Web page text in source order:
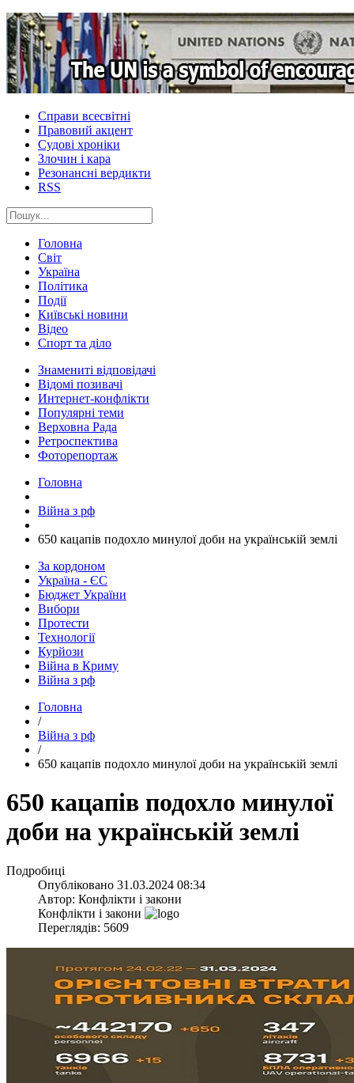
Справи всесвітні
Правовий акцент
Судові хроніки
Злочин і кара
Резонансні вердикти
RSS
Головна
Світ
Україна
Політика
Події
Київські новини
Відео
Спорт та діло
Знамениті відповідачі
Відомі позивачі
Интернет-конфлікти
Популярні теми
Верховна Рада
Ретроспектива
Фоторепортаж
Головна
Війна з рф
​650 кацапів подохло минулої доби на українській землі
За кордоном
Україна - ЄС
Бюджет України
Вибори
Протести
Технології
Курйози
Війна в Криму
Війна з рф
Головна
/
Війна з рф
/
​650 кацапів подохло минулої доби на українській землі
​650 кацапів подохло минулої
доби на українській землі
Подробиці
Опубліковано 31.03.2024 08:34
Автор: Конфлікти і закони
Конфлікти і закони
Переглядів: 5609